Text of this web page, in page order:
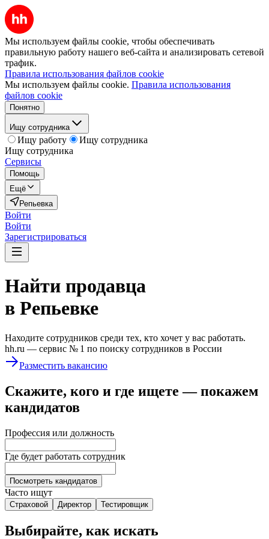
Мы используем файлы cookie, чтобы обеспечивать
правильную работу нашего веб-сайта и анализировать сетевой
трафик.
Правила использования файлов cookie
Мы используем файлы cookie. Правила использования
файлов cookie
Понятно
Ищу сотрудника
Ищу работу
Ищу сотрудника
Ищу сотрудника
Сервисы
Помощь
Ещё
Репьевка
Войти
Войти
Зарегистрироваться
Найти продавца
в Репьевке
Находите сотрудников среди тех, кто хочет у вас работать.
hh.ru — сервис № 1 по поиску сотрудников в России
Разместить вакансию
Скажите, кого и где ищете — покажем
кандидатов
Профессия или должность
Где будет работать сотрудник
Посмотреть кандидатов
Часто ищут
Страховой Директор Тестировщик
Выбирайте, как искать